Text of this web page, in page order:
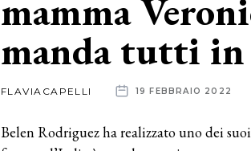
mamma
manda tutti
FLAVIACAPELLI 19 FEBBRAIO 2022
Belen Rodriguez ha realizzato uno dei